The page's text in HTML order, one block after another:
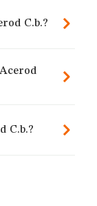
C.b.?
C.b.?